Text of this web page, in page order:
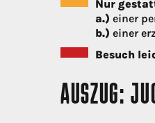
Nur
a.) einer
b.) einer
Besuch
AUSZUG: